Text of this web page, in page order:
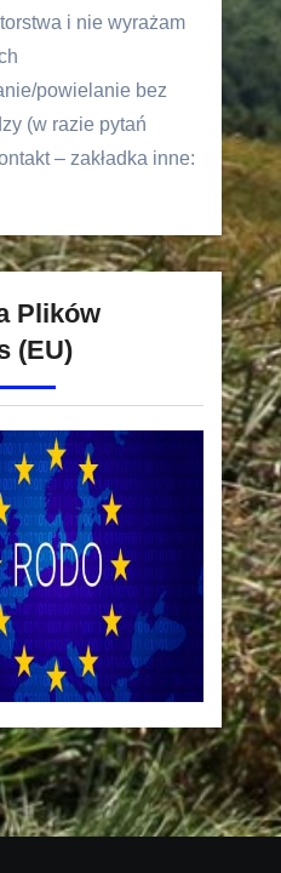
i nie wyrażam
powielanie bez
(w razie pytań
– zakładka inne:
Plików
(EU)